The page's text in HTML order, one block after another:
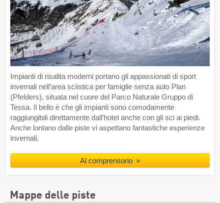
Impianti di risalita moderni portano gli appassionati di sport
invernali nell’area sciistica per famiglie senza auto Plan
(Pfelders), situata nel cuore del Parco Naturale Gruppo di
Tessa. Il bello è che gli impianti sono comodamente
raggiungibili direttamente dall’hotel anche con gli sci ai piedi.
Anche lontano dalle piste vi aspettano fantastiche esperienze
invernali.
Al comprensorio
Mappe delle piste